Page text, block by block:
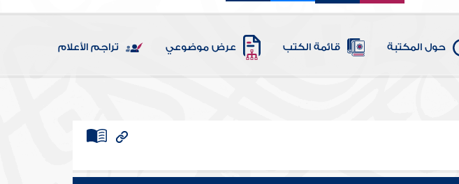
حول المكتبة قائمة الكتب عرض موضوعي تراجم الأعلام